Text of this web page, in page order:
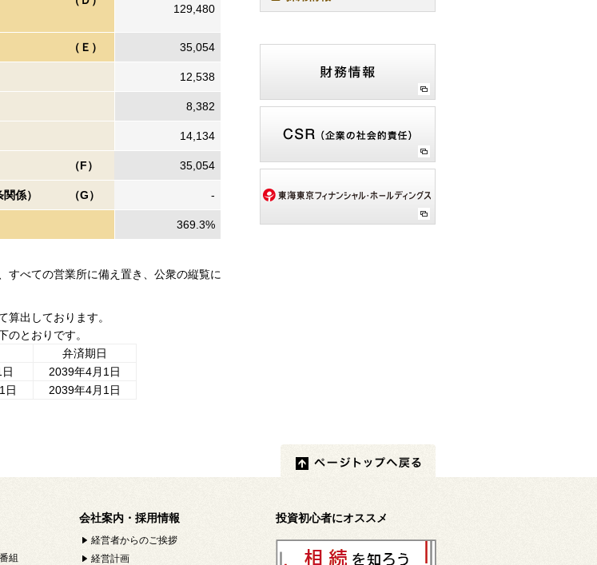
129,480
（Ｅ） 35,054
12,538
8,382
14,134
（F） 35,054
係） （G） -
369.3%
べての営業所に備え置き、公衆の縦覧に
出しております。
とおりです。
弁済期日
2039年4月1日
日 2039年4月1日
組
会社案内・採用情報
経営者からのご挨拶
経営計画
投資初心者にオススメ